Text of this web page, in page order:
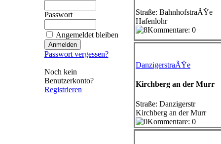
Passwort
Angemeldet bleiben
Passwort vergessen?
Noch kein
Benutzerkonto?
Registrieren
Straße: BahnhofstraÃŸe
Hafenlohr
Kommentare: 0
DanzigerstraÃŸe
Kirchberg an der Murr
Straße: Danzigerstr
Kirchberg an der Murr
Kommentare: 0